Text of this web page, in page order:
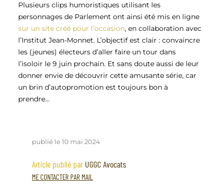
Plusieurs clips humoristiques utilisant les
personnages de Parlement ont ainsi été mis en ligne
sur un site créé pour l’occasion, en collaboration avec
l’Institut Jean-Monnet. L’objectif est clair : convaincre
les (jeunes) électeurs d’aller faire un tour dans
l’isoloir le 9 juin prochain. Et sans doute aussi de leur
donner envie de découvrir cette amusante série, car
un brin d’autopromotion est toujours bon à
prendre…
publié le 10 mai 2024
Article publié par UGGC Avocats
ME CONTACTER PAR MAIL